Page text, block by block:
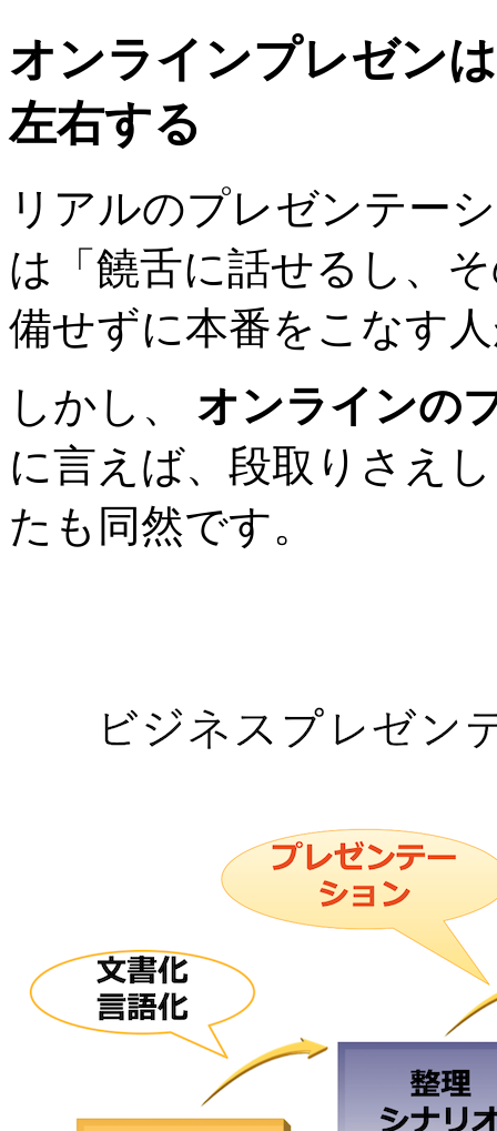
オンラインプレゼン
左右する
リアルのプレゼンテー
は「饒舌に話せるし、
備せずに本番をこなす
しかし、 オンラインの
に言えば、段取りさえ
たも同然です。